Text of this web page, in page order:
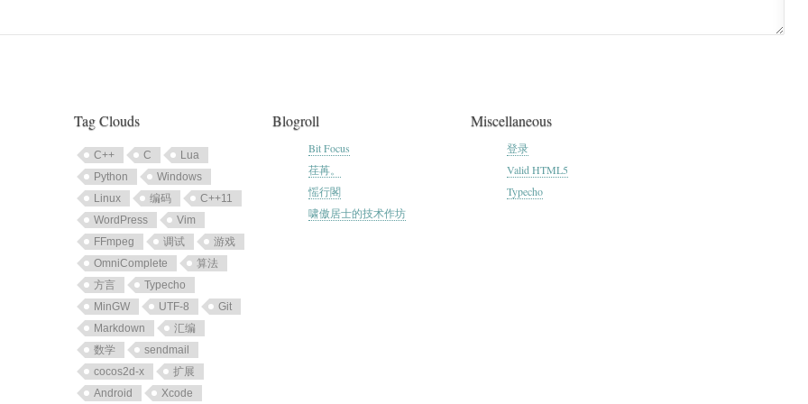
Tag Clouds
C++ C
Lua
Python
Windows
Linux
编码
C++11
WordPress
Vim
FFmpeg
调试
游戏
OmniComplete
算法
方言
Typecho
MinGW
UTF-8
Git
Markdown
汇编
数学
sendmail
cocos2d-x
扩展
Android
Xcode
Blogroll
Bit Focus
荏苒。
愮行閣
啸傲居士的技术作坊
Miscellaneous
登录
Valid HTML5
Typecho